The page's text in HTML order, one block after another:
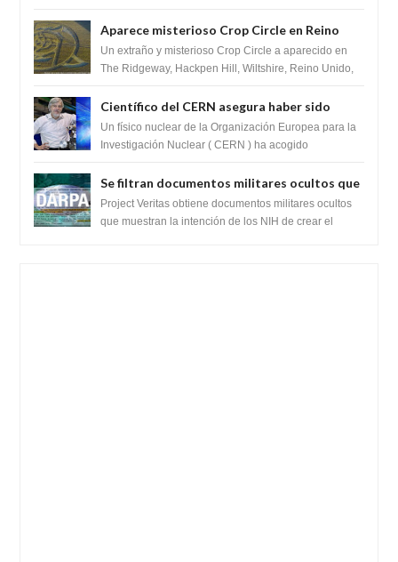
Aparece misterioso Crop Circle en Reino
Unido 23 de junio 2016
Un extraño y misterioso Crop Circle a aparecido en
The Ridgeway, Hackpen Hill, Wiltshire, Reino Unido,
Científico del CERN asegura haber sido
ayudado por seres de luz durante una
prueba del Colisionador de Hadrones
Un físico nuclear de la Organización Europea para la
Investigación Nuclear ( CERN ) ha acogido
Se filtran documentos militares ocultos que
muestran la intención de los NIH de crear el
SARS-CoV-2, utilizando la investigación de
Project Veritas obtiene documentos militares ocultos
que muestran la intención de los NIH de crear el